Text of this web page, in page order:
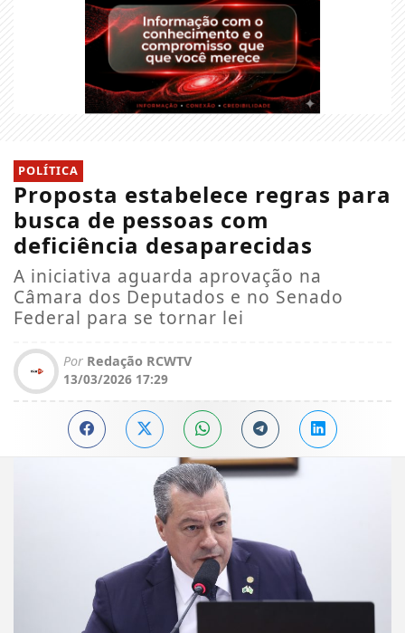
POLÍTICA
Proposta estabelece regras para
busca de pessoas com
deficiência desaparecidas
A iniciativa aguarda aprovação na
Câmara dos Deputados e no Senado
Federal para se tornar lei
Por Redação RCWTV
13/03/2026 17:29